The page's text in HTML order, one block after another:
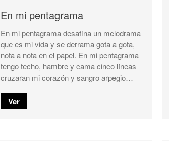
En mi pentagrama
En mi pentagrama desafina un melodrama
que es mi vida y se derrama gota a gota,
nota a nota en el papel. En mi pentagrama
tengo techo, hambre y cama cinco líneas
cruzaran mi corazón y sangro arpegio…
Ver